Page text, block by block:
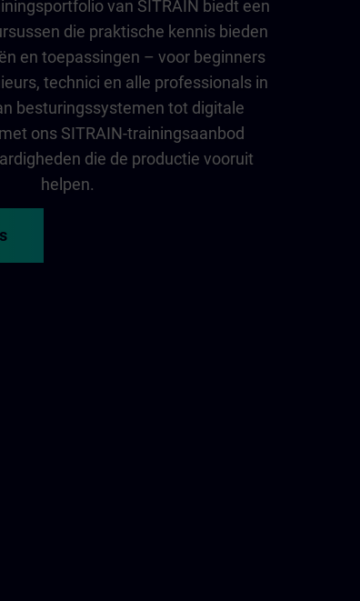
van SITRAIN biedt een
die praktische kennis bieden
en toepassingen – voor beginners
technici en alle professionals in
besturingssystemen tot digitale
ons SITRAIN-trainingsaanbod
die de productie vooruit
helpen.